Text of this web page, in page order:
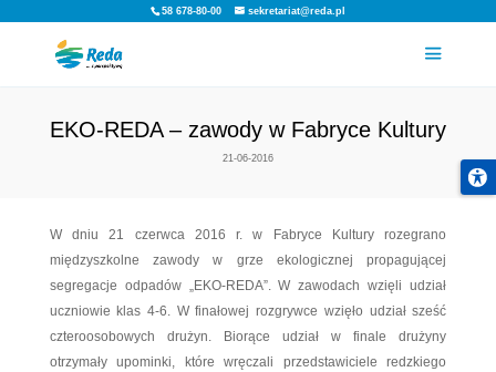
58 678-80-00
EKO-REDA – zawody w
międzyszkolne zawody w grze ekologicznej